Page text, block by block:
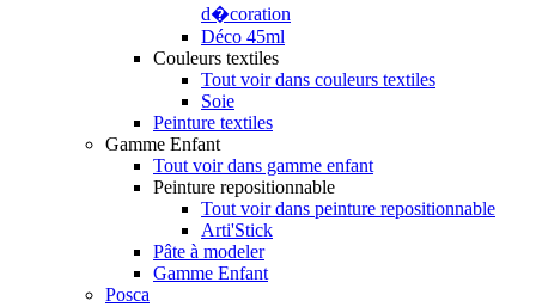
d�coration
Déco 45ml
Couleurs textiles
Tout voir dans couleurs textiles
Soie
Peinture textiles
Gamme Enfant
Tout voir dans gamme enfant
Peinture repositionnable
Tout voir dans peinture repositionnable
Arti'Stick
Pâte à modeler
Gamme Enfant
Posca